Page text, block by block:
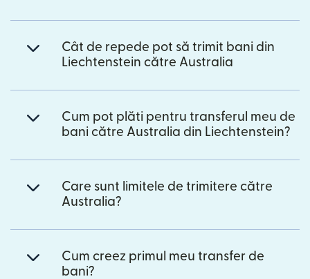
Cât de repede pot să trimit bani din
Liechtenstein către Australia
Cum pot plăti pentru transferul meu de
bani către Australia din Liechtenstein?
Care sunt limitele de trimitere către
Australia?
Cum creez primul meu transfer de
bani?